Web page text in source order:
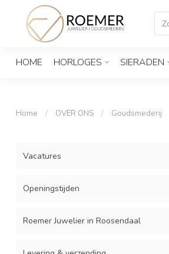
HOME HORLOGES SIERADEN
Home / OVER ONS / Goudsmederij
Vacatures
Openingstijden
Roemer Juwelier in Roosendaal